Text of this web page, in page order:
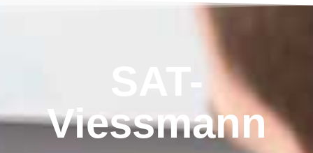
SAT-
Viessmann